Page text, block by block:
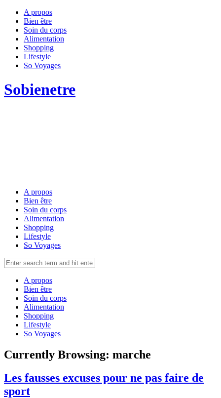
A propos
Bien être
Soin du corps
Alimentation
Shopping
Lifestyle
So Voyages
Sobienetre
A propos
Bien être
Soin du corps
Alimentation
Shopping
Lifestyle
So Voyages
A propos
Bien être
Soin du corps
Alimentation
Shopping
Lifestyle
So Voyages
Currently Browsing: marche
Les fausses excuses pour ne pas faire de
sport